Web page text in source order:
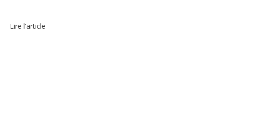
Lire l'article